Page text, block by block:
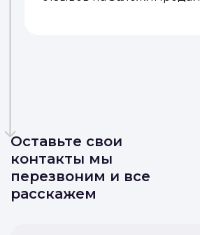
Оставьте свои
контакты мы
перезвоним и все
расскажем